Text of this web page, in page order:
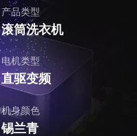
产品类型
滚筒洗衣机
电机类型
直驱变频
机身颜色
锡兰青